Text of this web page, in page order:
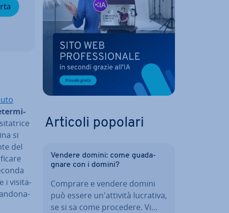
si
del
i vi­si­ta­
Articoli popolari
Vendere domini: come gua­da­
gna­re con i domini?
Comprare e vendere domini
può essere un'at­ti­vi­tà lucrativa,
se si sa come procedere. Vi…